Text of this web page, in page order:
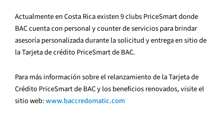
Actualmente en Costa Rica existen 9 clubs PriceSmart donde
BAC cuenta con personal y counter de servicios para brindar
asesoría personalizada durante la solicitud y entrega en sitio de
la Tarjeta de crédito PriceSmart de BAC.
Para más información sobre el relanzamiento de la Tarjeta de
Crédito PriceSmart de BAC y los beneficios renovados, visite el
sitio web:www.baccredomatic.com